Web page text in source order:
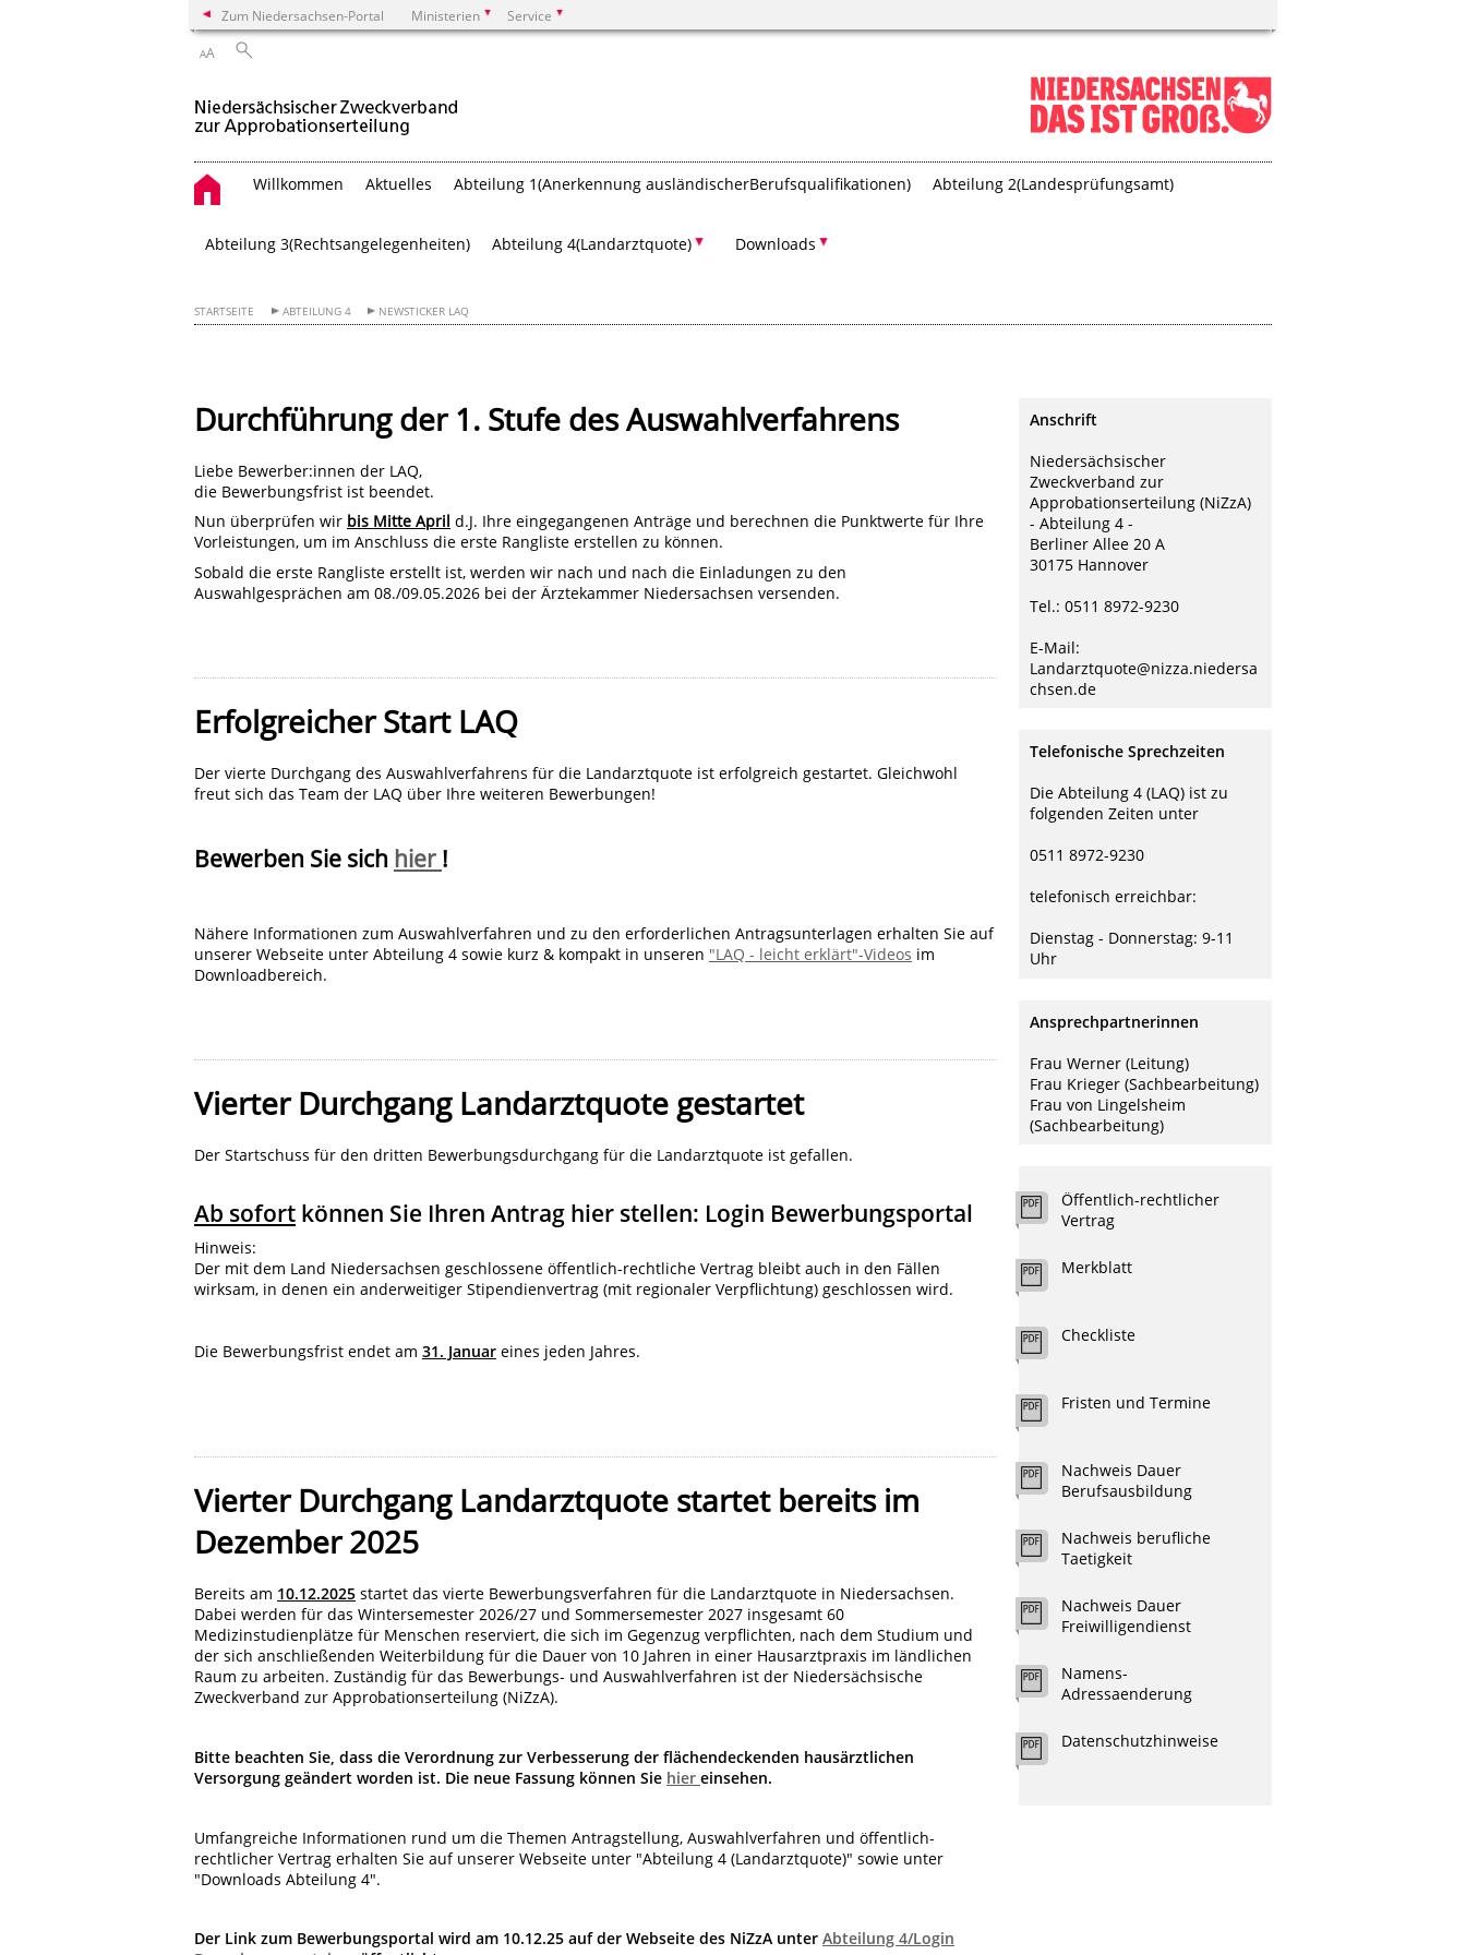
Zum Niedersachsen-Portal Ministerien Service
AA
Willkommen Aktuelles Abteilung 1­(Anerkennung ausländischer­Berufsqualifikationen) Abteilung 2­(Landesprüfungsamt)
Abteilung 3­(Rechtsangelegenheiten) Abteilung 4­(Landarztquote) Downloads
STARTSEITE ABTEILUNG 4 NEWSTICKER LAQ
Durchführung der 1. Stufe des Auswahlverfahrens
Liebe Bewerber:innen der LAQ,
die Bewerbungsfrist ist beendet.
Nun überprüfen wir bis Mitte April d.J. Ihre eingegangenen Anträge und berechnen die Punktwerte für Ihre
Vorleistungen, um im Anschluss die erste Rangliste erstellen zu können.
Sobald die erste Rangliste erstellt ist, werden wir nach und nach die Einladungen zu den
Auswahlgesprächen am 08./09.05.2026 bei der Ärztekammer Niedersachsen versenden.
Erfolgreicher Start LAQ
Der vierte Durchgang des Auswahlverfahrens für die Landarztquote ist erfolgreich gestartet. Gleichwohl
freut sich das Team der LAQ über Ihre weiteren Bewerbungen!
Bewerben Sie sich hier !
Nähere Informationen zum Auswahlverfahren und zu den erforderlichen Antragsunterlagen erhalten Sie auf
unserer Webseite unter Abteilung 4 sowie kurz & kompakt in unseren "LAQ - leicht erklärt"-Videos im
Downloadbereich.
Vierter Durchgang Landarztquote gestartet
Der Startschuss für den dritten Bewerbungsdurchgang für die Landarztquote ist gefallen.
Ab sofort können Sie Ihren Antrag hier stellen: Login Bewerbungsportal
Hinweis:
Der mit dem Land Niedersachsen geschlossene öffentlich-rechtliche Vertrag bleibt auch in den Fällen
wirksam, in denen ein anderweitiger Stipendienvertrag (mit regionaler Verpflichtung) geschlossen wird.
Die Bewerbungsfrist endet am 31. Januar eines jeden Jahres.
Vierter Durchgang Landarztquote startet bereits im
Dezember 2025
Bereits am 10.12.2025 startet das vierte Bewerbungsverfahren für die Landarztquote in Niedersachsen.
Dabei werden für das Wintersemester 2026/27 und Sommersemester 2027 insgesamt 60
Medizinstudienplätze für Menschen reserviert, die sich im Gegenzug verpflichten, nach dem Studium und
der sich anschließenden Weiterbildung für die Dauer von 10 Jahren in einer Hausarztpraxis im ländlichen
Raum zu arbeiten. Zuständig für das Bewerbungs- und Auswahlverfahren ist der Niedersächsische
Zweckverband zur Approbationserteilung (NiZzA).
Bitte beachten Sie, dass die Verordnung zur Verbesserung der flächendeckenden hausärztlichen
Versorgung geändert worden ist. Die neue Fassung können Sie hier einsehen.
Umfangreiche Informationen rund um die Themen Antragstellung, Auswahlverfahren und öffentlich-
rechtlicher Vertrag erhalten Sie auf unserer Webseite unter "Abteilung 4 (Landarztquote)" sowie unter
"Downloads Abteilung 4".
Der Link zum Bewerbungsportal wird am 10.12.25 auf der Webseite des NiZzA unter Abteilung 4/Login
Anschrift
Niedersächsischer
Zweckverband zur
Approbationserteilung (NiZzA)
- Abteilung 4 -
Berliner Allee 20 A
30175 Hannover
Tel.: 0511 8972-9230
E-Mail:
Landarztquote@nizza.niedersa
chsen.de
Telefonische Sprechzeiten
Die Abteilung 4 (LAQ) ist zu
folgenden Zeiten unter
0511 8972-9230
telefonisch erreichbar:
Dienstag - Donnerstag: 9-11
Uhr
Ansprechpartnerinnen
Frau Werner (Leitung)
Frau Krieger (Sachbearbeitung)
Frau von Lingelsheim
(Sachbearbeitung)
Öffentlich-rechtlicher
Vertrag
Merkblatt
Checkliste
Fristen und Termine
Nachweis Dauer
Berufsausbildung
Nachweis berufliche
Taetigkeit
Nachweis Dauer
Freiwilligendienst
Namens-
Adressaenderung
Datenschutzhinweise